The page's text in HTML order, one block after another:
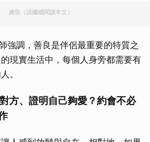
廣告（請繼續閱讀本文）
強調，善良是伴侶最重要的特質之
現實生活中，每個人身旁都需要有
。
方、證明自己夠愛？約會不必